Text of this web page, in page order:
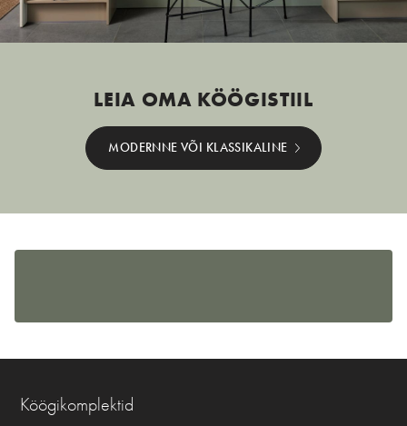
LEIA OMA KÖÖGISTIIL
MODERNNE VÕI KLASSIKALINE
Köögikomplektid